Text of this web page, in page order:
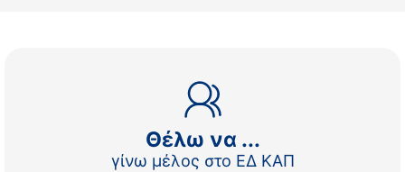
Θέλω να ...
γίνω μέλος στο ΕΔ ΚΑΠ